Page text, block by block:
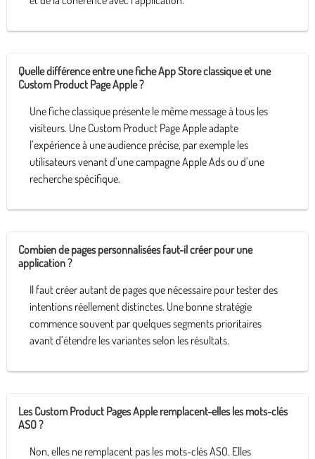
Quelle différence entre une fiche App Store classique et une
Custom Product Page Apple ?
Une fiche classique présente le même message à tous les
visiteurs. Une Custom Product Page Apple adapte
l’expérience à une audience précise, par exemple les
utilisateurs venant d’une campagne Apple Ads ou d’une
recherche spécifique.
Combien de pages personnalisées faut-il créer pour une
application ?
Il faut créer autant de pages que nécessaire pour tester des
intentions réellement distinctes. Une bonne stratégie
commence souvent par quelques segments prioritaires
avant d’étendre les variantes selon les résultats.
Les Custom Product Pages Apple remplacent-elles les mots-clés
ASO ?
Non, elles ne remplacent pas les mots-clés ASO. Elles